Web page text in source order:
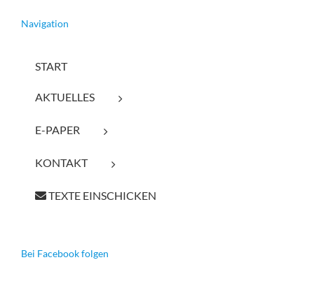
Navigation
START
AKTUELLES
E-PAPER
KONTAKT
TEXTE EINSCHICKEN
Bei Facebook folgen